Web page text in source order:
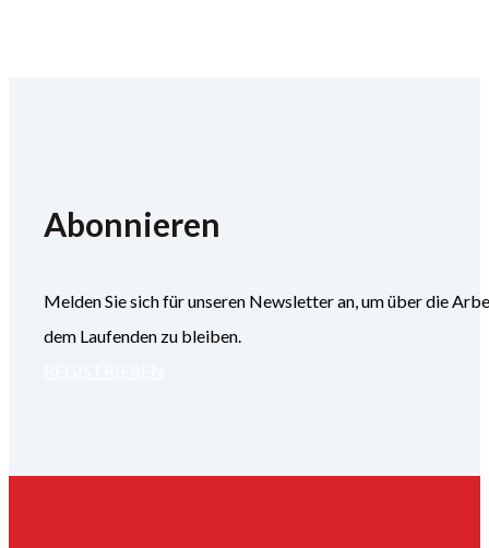
Abonnieren
Melden Sie sich für unseren Newsletter an, um über die
dem Laufenden zu bleiben.